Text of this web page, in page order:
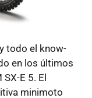
todo el know-
en los últimos
E 5. El
minimoto